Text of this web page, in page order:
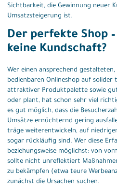
Sichtbarkeit, die Gewinnung neuer
Umsatzsteigerung ist.
Der perfekte Shop
keine Kundschaft?
Wer einen ansprechend
bedienbaren Onlineshop auf
attraktiver Produktpalette sowie
oder plant, hat schon sehr viel
es gut möglich, dass die
Umsätze ernüchternd gering
träge weiterentwickeln, auf
sogar rückläufig sind. Wer diese
beziehungsweise möglichst: von
sollte nicht unreflektiert
zu bekämpfen (etwa teure
zunächst die Ursachen suchen.